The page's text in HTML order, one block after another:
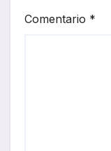
Comentario *